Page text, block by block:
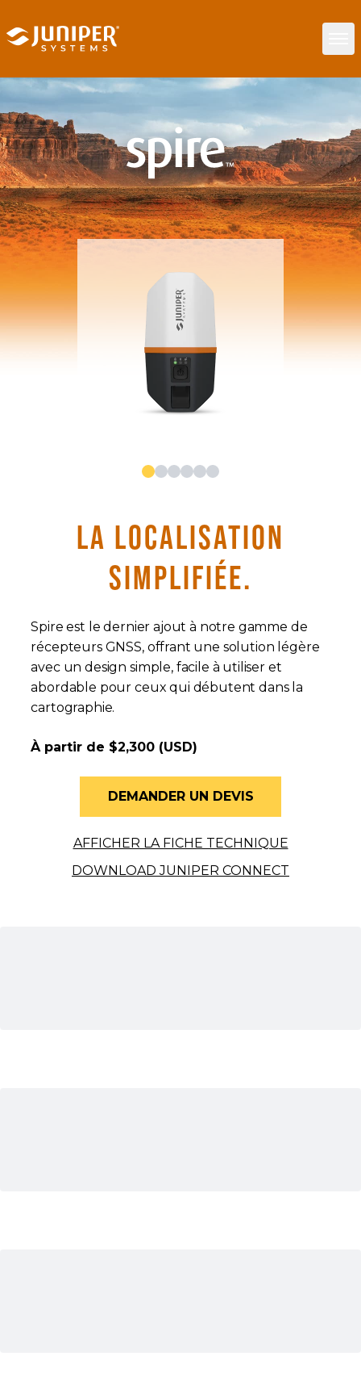
LA LOCALISATION
SIMPLIFIÉE.
Spire est le dernier ajout à notre gamme de
récepteurs GNSS, offrant une solution légère
avec un design simple, facile à utiliser et
abordable pour ceux qui débutent dans la
cartographie.
À partir de $2,300 (USD)
DEMANDER UN DEVIS
AFFICHER LA FICHE TECHNIQUE
DOWNLOAD JUNIPER CONNECT